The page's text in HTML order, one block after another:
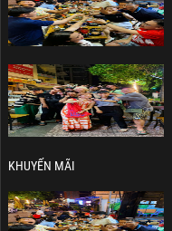
KHUYẾN MÃI